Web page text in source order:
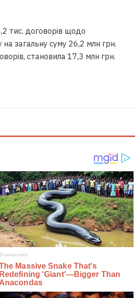
тис. договорів щодо
загальну суму 26,2 млн грн.
становила 17,3 млн грн.